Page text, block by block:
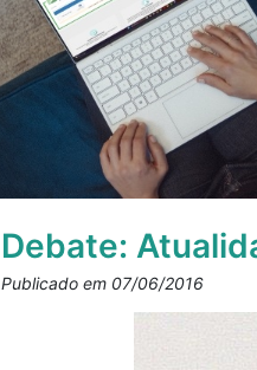
Debate:
Publicado em 07/06/2016